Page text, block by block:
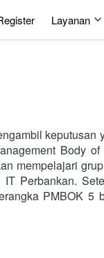
Layanan
Body
mempelajari
Perbankan.
PMBOK 5